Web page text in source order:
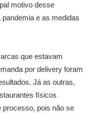
motivo desse
e as medidas
que estavam
por delivery foram
Já as outras,
físicos
pois não se